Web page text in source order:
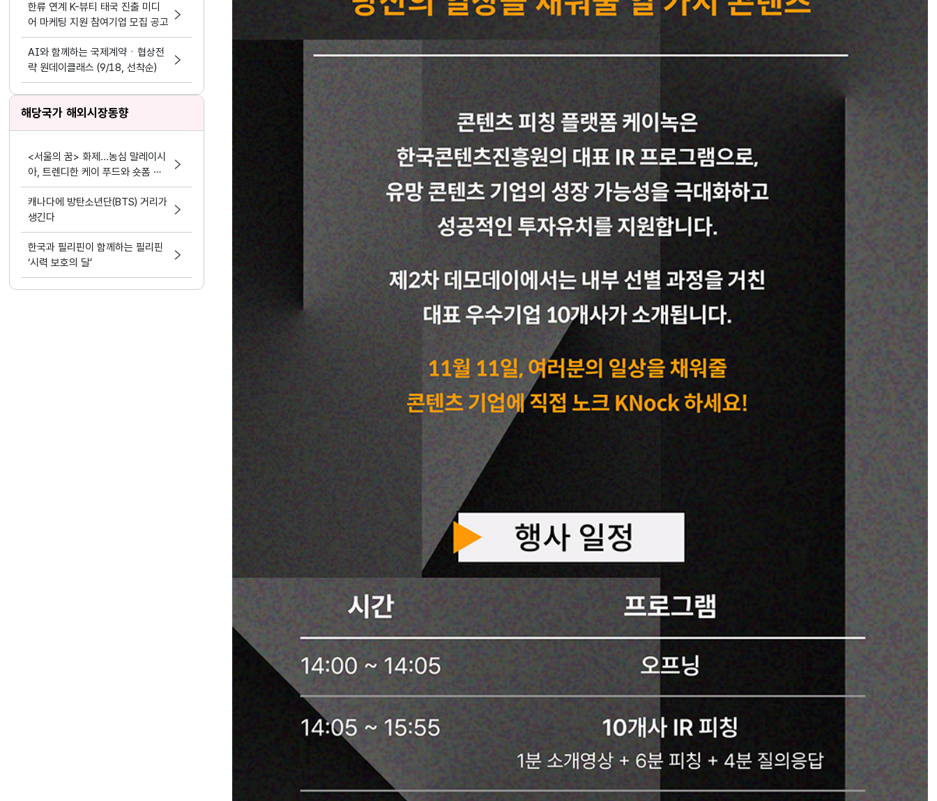
한류 연계 K-뷰티 태국 진출 미디
어 마케팅 지원 참여기업 모집 공고
AI와 함께하는 국제계약ㆍ협상전
략 원데이클래스 (9/18, 선착순)
해당국가 해외시장동향
<서울의 꿈> 화제...농심 말레이시
아, 트렌디한 케이 푸드와 숏폼 마
케팅 결합
캐나다에 방탄소년단(BTS) 거리가
생긴다
한국과 필리핀이 함께하는 필리핀
‘시력 보호의 달’